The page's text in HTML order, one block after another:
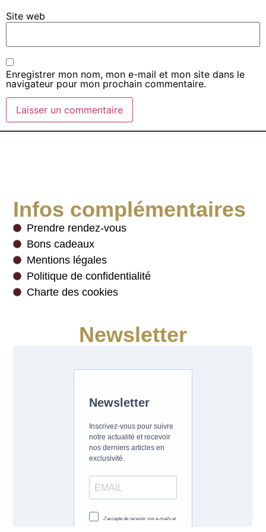
Site web
Enregistrer mon nom, mon e-mail et mon site dans le
navigateur pour mon prochain commentaire.
Infos complémentaires
Prendre rendez-vous
Bons cadeaux
Mentions légales
Politique de confidentialité
Charte des cookies
Newsletter